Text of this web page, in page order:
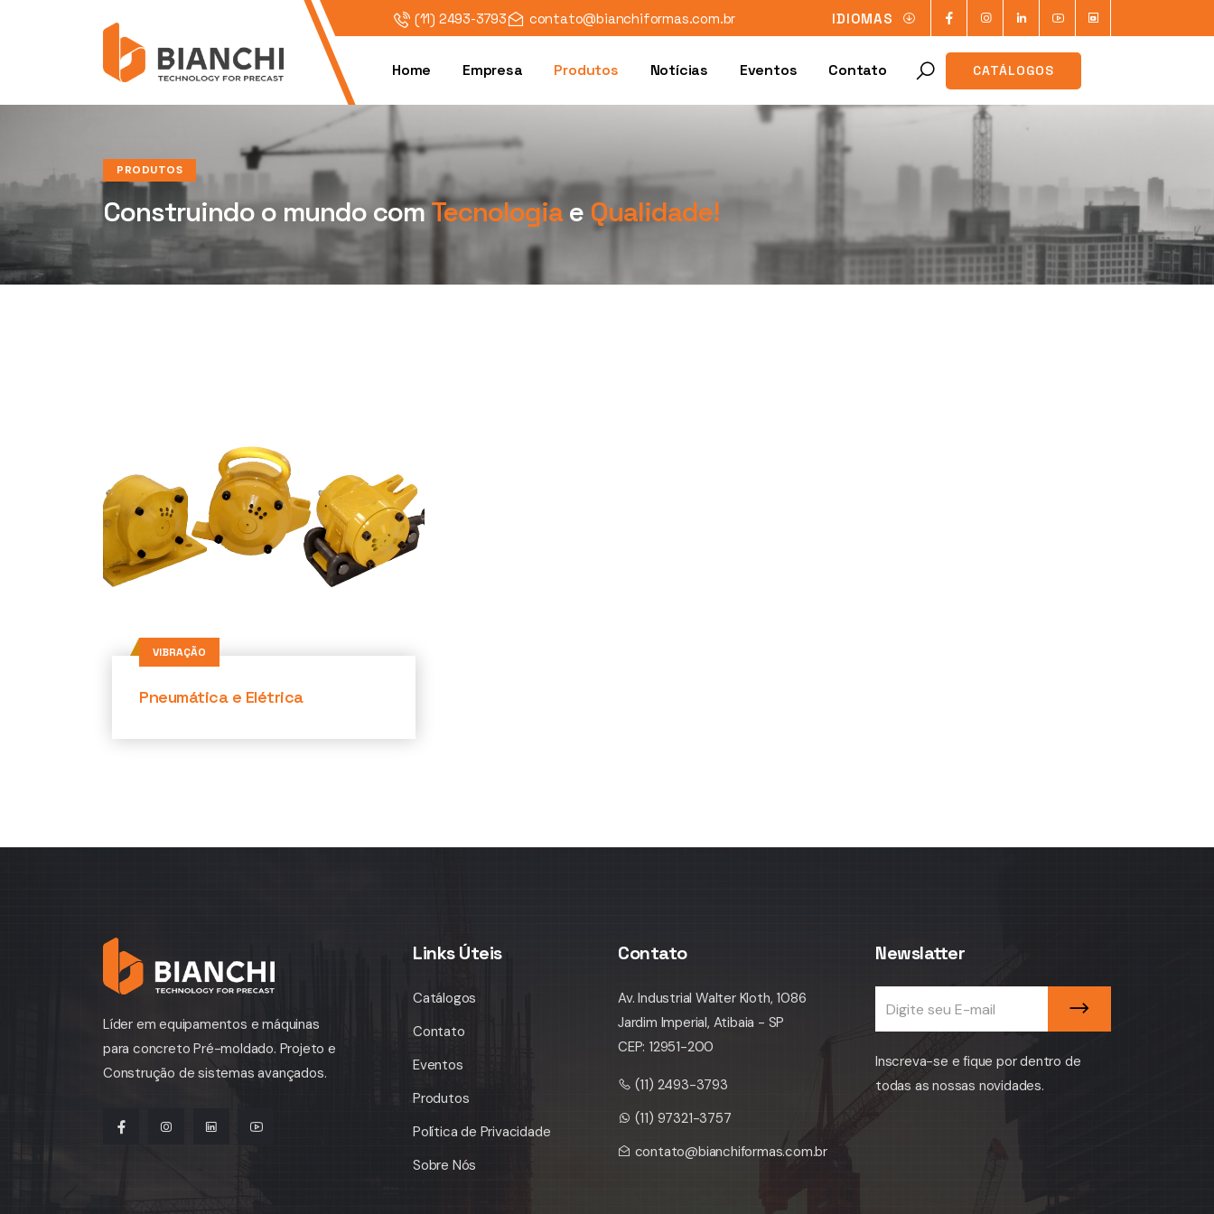
(11) 2493-3793 contato@bianchiformas.com.br IDIOMAS
Home Empresa Produtos Notícias Eventos Contato CATÁLOGOS
PRODUTOS
Construindo o mundo comTecnologia e Qualidade!
VIBRAÇÃO
Pneumática e Elétrica
Líder em equipamentos e máquinas
para concreto Pré-moldado. Projeto e
Construção de sistemas avançados.
Links Úteis
Catálogos
Contato
Eventos
Produtos
Política de Privacidade
Sobre Nós
Contato
Av. Industrial Walter Kloth, 1086
Jardim Imperial, Atibaia - SP
CEP: 12951-200
(11) 2493-3793
(11) 97321-3757
contato@bianchiformas.com.br
Newslatter
Inscreva-se e fique por dentro de
todas as nossas novidades.